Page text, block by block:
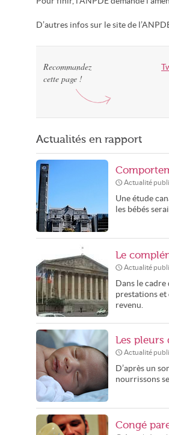
D’autres infos sur le site de
Recommandez
cette page !
Actualités en rapport
Actualité
Une étude
les bébés
Le
Actualité
Dans le
prestations et
revenu.
Les pleurs
Actualité
D’après un
nourrissons
Congé